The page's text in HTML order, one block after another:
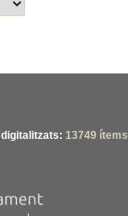
13749ítems